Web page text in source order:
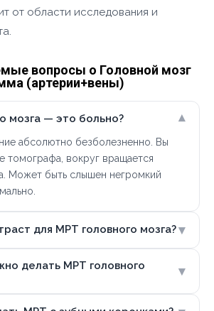
от области исследования и
вопросы о Головной мозг
(артерии+вены)
мозга — это больно? ▾
абсолютно безболезненно. Вы
томографа, вокруг вращается
Может быть слышен негромкий
для МРТ головного мозга?▾
делать МРТ головного
▾